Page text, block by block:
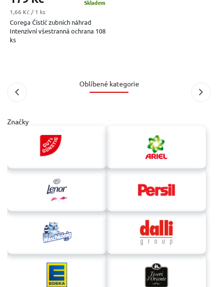
Corega Čistič zubních náhrad
Intenzivní všestranná ochrana 108
ks
Skladem
Měrná cena:
1,66 Kč / 1 ks
Oblíbené kategorie
Značky